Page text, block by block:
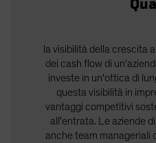
la visibilità della crescita
dei cash flow di
investe in un'ottica di
questa visibilità in
vantaggi competitivi
all'entrata. Le aziende
anche team manageriali